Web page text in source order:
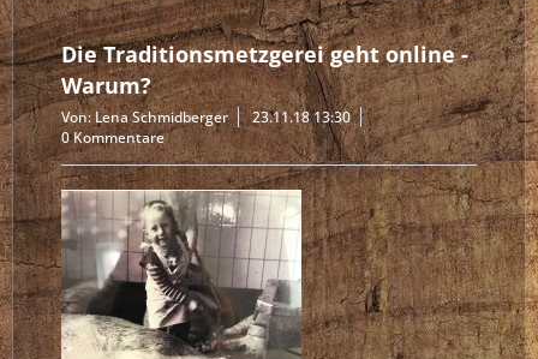
Die Traditionsmetzgerei geht online -
Warum?
Von: Lena Schmidberger
23.11.18 13:30
0 Kommentare